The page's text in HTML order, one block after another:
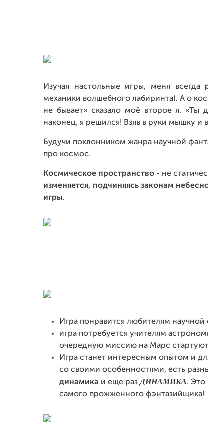
Изучая настольные игры, меня всегда
механики волшебного лабиринта). А о
не бывает» сказало моё второе я.
наконец, я решился! Взяв в руки мышку и
Будучи поклонником жанра научной
про космос.
Космическое пространство - не
изменяется, подчиняясь законам
игры.
Игра понравится любителям научной
игра потребуется учителям
очередную миссию на Марс стартуют
Игра станет интересным опытом и
со своими особенностями, есть
динамика и еще разДИНАМИКА. Это
самого прожженного фэнтазийщика!